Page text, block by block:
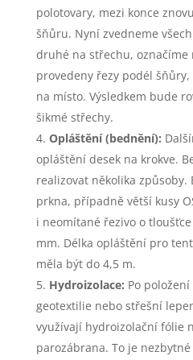
polotovary, mezi konce
šňůru. Nyní zvedneme
druhé na střechu, označíme
provedeny řezy podél
na místo. Výsledkem bude
šikmé střechy.
Opláštění (bednění):
opláštění desek na krokve.
realizovat několika způsoby.
prkna, případně větší kusy
i neomítané řezivo o
mm. Délka opláštění pro
měla být do 4,5 m.
Hydroizolace: Po
geotextilie nebo střešní
využívají hydroizolační fólie
parozábrana. To je